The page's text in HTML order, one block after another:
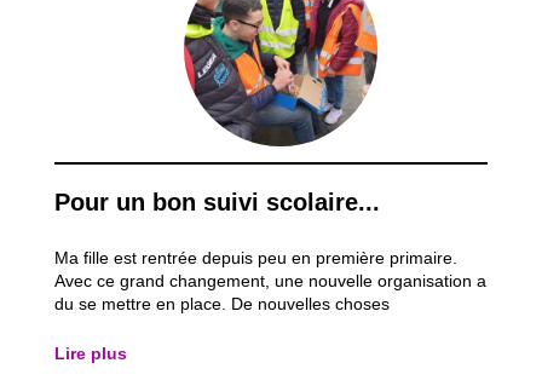
Pour un bon suivi scolaire...
Ma fille est rentrée depuis peu en première primaire.
Avec ce grand changement, une nouvelle organisation a
du se mettre en place. De nouvelles choses
J’espère, par cet article, pouvoir vous offrir des trucs et
Lire plus